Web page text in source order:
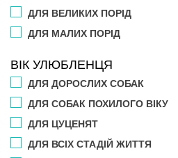
ДЛЯ ВЕЛИКИХ ПОРІД
ДЛЯ МАЛИХ ПОРІД
ВІК УЛЮБЛЕНЦЯ
ДЛЯ ДОРОСЛИХ СОБАК
ДЛЯ СОБАК ПОХИЛОГО ВІКУ
ДЛЯ ЦУЦЕНЯТ
ДЛЯ ВСІХ СТАДІЙ ЖИТТЯ